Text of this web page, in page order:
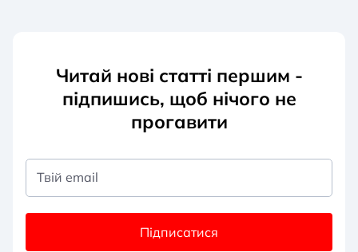
Читай нові статті першим -
підпишись, щоб нічого не
прогавити
Твій email
Підписатися